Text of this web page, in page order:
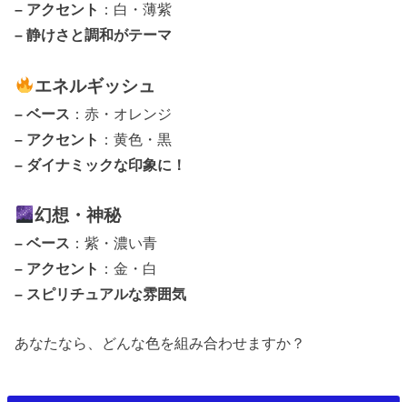
– アクセント ：白・薄紫
–静けさと調和がテーマ
エネルギッシュ
–ベース ：赤・オレンジ
– アクセント ：黄色・黒
– ダイナミックな印象に！
幻想・神秘
–ベース ：紫・濃い青
– アクセント ：金・白
– スピリチュアルな雰囲気
あなたなら、どんな色を組み合わせますか？